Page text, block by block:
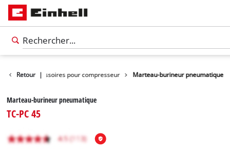
Retour |
Accessoires pour compresseur Marteau-burineur pneumatique
Marteau-burineur pneumatique
TC-PC 45